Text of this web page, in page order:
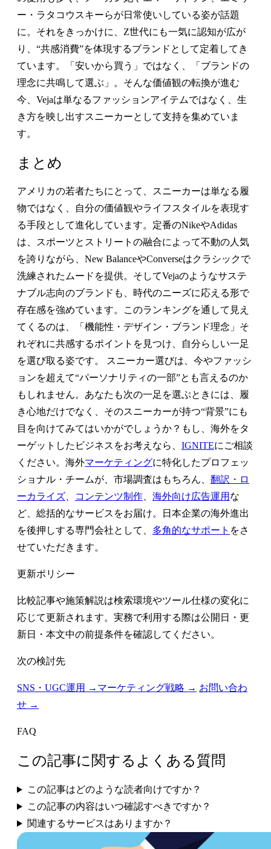
ー・ラタコウスキーらが日常使いしている姿が話題
に。それをきっかけに、Z世代にも一気に認知が広が
り、“共感消費”を体現するブランドとして定着してき
ています。「安いから買う」ではなく、「ブランドの
理念に共鳴して選ぶ」。そんな価値観の転換が進む
今、Vejaは単なるファッションアイテムではなく、生
き方を映し出すスニーカーとして支持を集めていま
す。
まとめ
アメリカの若者たちにとって、スニーカーは単なる履
物ではなく、自分の価値観やライフスタイルを表現す
る手段として進化しています。定番のNikeやAdidas
は、スポーツとストリートの融合によって不動の人気
を誇りながら、New BalanceやConverseはクラシックで
洗練されたムードを提供。そしてVejaのようなサステ
ナブル志向のブランドも、時代のニーズに応える形で
存在感を強めています。このランキングを通して見え
てくるのは、「機能性・デザイン・ブランド理念」そ
れぞれに共感するポイントを見つけ、自分らしい一足
を選び取る姿です。 スニーカー選びは、今やファッシ
ョンを超えて“パーソナリティの一部”とも言えるのか
もしれません。あなたも次の一足を選ぶときには、履
き心地だけでなく、そのスニーカーが持つ“背景”にも
目を向けてみてはいかがでしょうか？もし、海外をタ
ーゲットしたビジネスをお考えなら、 IGNITEにご相談
ください。海外マーケティングに特化したプロフェッ
ショナル・チームが、市場調査はもちろん、 翻訳・ロ
ーカライズ、 コンテンツ制作、 海外向け広告運用 な
ど、総括的なサービスをお届け。日本企業の海外進出
を後押しする専門会社として、 多角的なサポート をさ
せていただきます。
更新ポリシー
比較記事や施策解説は検索環境やツール仕様の変化に
応じて更新されます。実務で利用する際は公開日・更
新日・本文中の前提条件を確認してください。
次の検討先
SNS・UGC運用 → マーケティング戦略 → お問い合わ
せ →
FAQ
この記事に関するよくある質問
この記事はどのような読者向けですか？
この記事の内容はいつ確認すべきですか？
関連するサービスはありますか？